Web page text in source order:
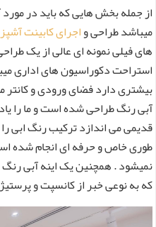
از جمله بخش هایی که باید در
میباشد طراحی واجرای کابینت
های فیلی نمونه ای عالی از یک
استراحت دکوراسیون های اداری
بیشتری دارد فضای ورودی و
آبی رنگ طراحی شده است و ما را
قدیمی می اندازد ترکیب رنگ ابی
طوری خاص و حرفه ای انجام شده
نمیشود . همچنین یک اینه آبی
که به نوعی خبر از کانسپت و